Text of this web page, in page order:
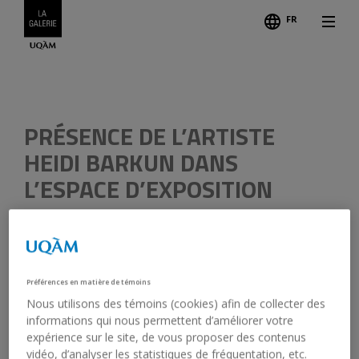
FR
PRÉSENCE DE L’ARTISTE
HEIDI BARKUN DANS
L’ESPACE D’EXPOSITION
15 février 2020, 12 h 00 - 18 h 00
Galerie de l’UQAM
En français et en anglais
Entrée libre
Préférences en matière de témoins
Nous utilisons des témoins (cookies) afin de collecter des
informations qui nous permettent d’améliorer votre
expérience sur le site, de vous proposer des contenus
vidéo, d’analyser les statistiques de fréquentation, etc.